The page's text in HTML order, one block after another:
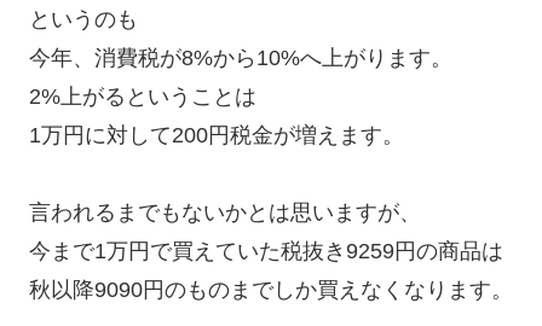
というのも
今年、消費税が8%から10%へ上がります。
2%上がるということは
1万円に対して200円税金が増えます。
言われるまでもないかとは思いますが、
今まで1万円で買えていた税抜き9259円の商品は
秋以降9090円のものまでしか買えなくなります。